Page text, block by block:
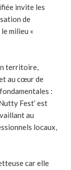
invite les
de
milieu «
territoire,
au cœur de
:
Fest’ est
au
locaux,
car elle